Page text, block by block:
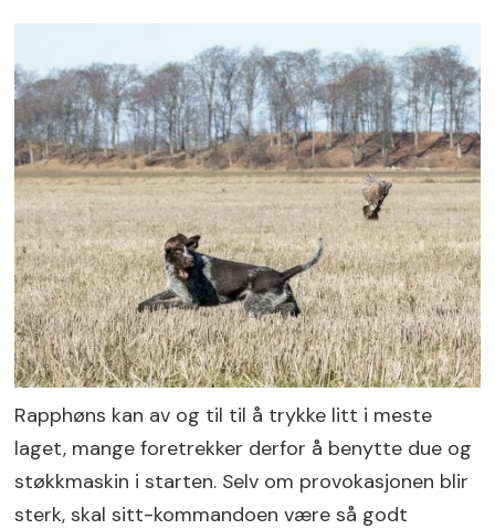
Rapphøns kan av og til til å trykke litt i meste
laget, mange foretrekker derfor å benytte due og
støkkmaskin i starten. Selv om provokasjonen blir
sterk, skal sitt-kommandoen være så godt